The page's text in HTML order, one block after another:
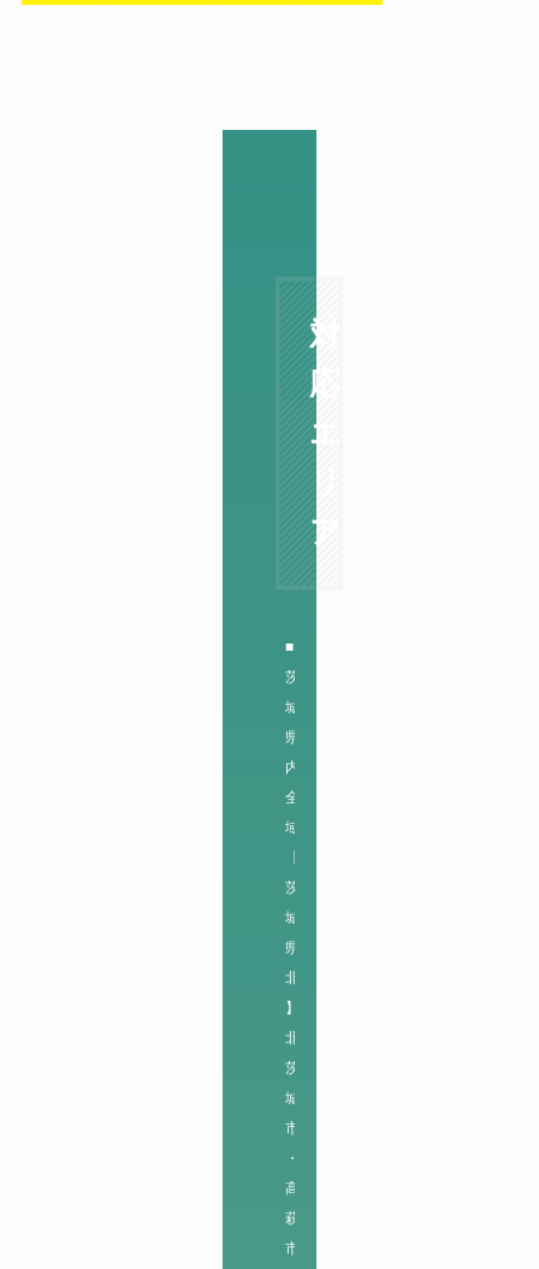
対
応
エ
ア
■
茨
城
県
内
全
域
茨
城
県
北
】
北
茨
城
市
・
高
萩
市